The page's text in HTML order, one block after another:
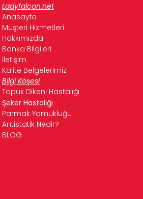
Ladyfalcon.net
Anasayfa
Müşteri Hizmetleri
Hakkımızda
Banka Bilgileri
İletişim
Kalite Belgelerimiz
Bilgi Köşesi
Topuk Dikeni Hastalığı
Şeker Hastalığı
Parmak Yamukluğu
Antistatik Nedir?
BLOG